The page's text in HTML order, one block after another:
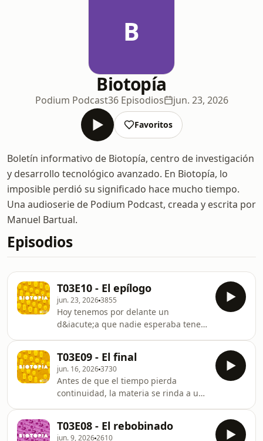
B
Biotopía
Podium Podcast36 Episodios jun. 23, 2026
Favoritos
Boletín informativo de Biotopía, centro de investigación
y desarrollo tecnológico avanzado. En Biotopía, lo
imposible perdió su significado hace mucho tiempo.
Una audioserie de Podium Podcast, creada y escrita por
Manuel Bartual.
Episodios
T03E10 - El epílogo
jun. 23, 20263855
Hoy tenemos por delante un
d&iacute;a que nadie esperaba tener
Biotop&iacute;a, donde lo imposible
vuelve a ser
imposible.Biotop&iacute;a es una
audioserie de Podium Podcast, creada
y escrita por Manuel Bartual.En este
cap&iacute;tulo intervienen:Nikki
Garc&iacute;a es Presentadora.Xabi
T03E09 - El final
jun. 16, 20263730
Antes de que el tiempo pierda
continuidad, la materia se rinda a una
infinito de grietas irreversibles, los
T03E08 - El rebobinado
jun. 9, 20262610